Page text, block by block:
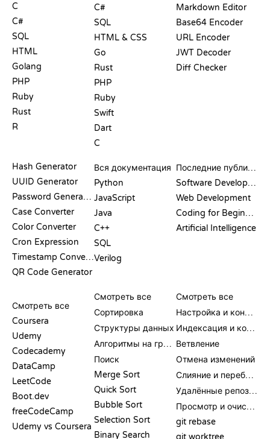
C
C#
SQL
HTML
Golang
PHP
Ruby
Rust
R
C#
SQL
HTML & CSS
Go
Rust
PHP
Ruby
Swift
Dart
C
Markdown Editor
Base64 Encoder
URL Encoder
JWT Decoder
Diff Checker
Hash Generator
UUID Generator
Password Generator
Case Converter
Color Converter
Cron Expression
Timestamp Converter
QR Code Generator
Вся документация
Python
JavaScript
Java
C++
SQL
Verilog
Последние публикации
Software Development
Web Development
Coding for Beginners
Artificial Intelligence
Смотреть все
Coursera
Udemy
Codecademy
DataCamp
LeetCode
Boot.dev
freeCodeCamp
Udemy vs Coursera
Смотреть все
Сортировка
Структуры данных
Алгоритмы на графах
Поиск
Merge Sort
Quick Sort
Bubble Sort
Selection Sort
Binary Search
Смотреть все
Настройка и конфигурация
Индексация и коммит
Ветвление
Отмена изменений
Слияние и перебазирование
Удалённые репозитории
Просмотр и очистка
git rebase
git worktree